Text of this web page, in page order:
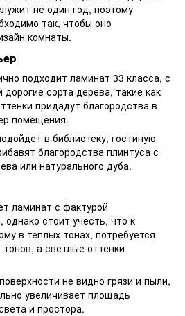
не один год, поэтому
так, чтобы оно
комнаты.
подходит ламинат 33 класса, с
сорта дерева, такие как
придадут благородства в
помещения.
в библиотеку, гостиную
благородства плинтуса с
или натурального дуба.
ламинат с фактурой
стоит учесть, что к
в теплых тонах, потребуется
а светлые оттенки
не видно грязи и пыли,
увеличивает площадь
и простора.